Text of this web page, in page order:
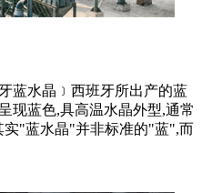
蓝水晶﹞西班牙所出产的蓝
现蓝色,具高温水晶外型,通常
实"蓝水晶"并非标准的"蓝",而